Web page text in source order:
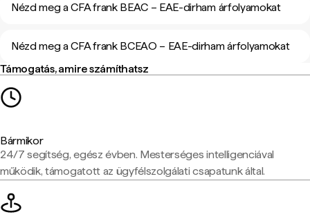
Nézd meg a CFA frank BEAC – EAE-dirham árfolyamokat
Nézd meg a CFA frank BCEAO – EAE-dirham árfolyamokat
Támogatás, amire számíthatsz
Bármikor
24/7 segítség, egész évben. Mesterséges intelligenciával
működik, támogatott az ügyfélszolgálati csapatunk által.